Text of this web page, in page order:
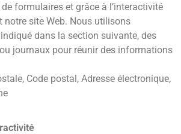
formulaires et grâce à l’interactivité
notre site Web. Nous utilisons
dans la section suivante, des
journaux pour réunir des informations
Code postal, Adresse électronique,